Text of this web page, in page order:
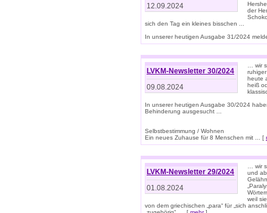
12.09.2024
der
sich den Tag ein kleines bisschen ...
In unserer heutigen Ausgabe 31/2024
LVKM-Newsletter 30/2024
09.08.2024
… wir
heute
heiß
In unserer heutigen Ausgabe 30/2024
Behinderung ausgesucht ...
Selbstbestimmung / Wohnen
Ein neues Zuhause für 8 Menschen mit ... [
LVKM-Newsletter 29/2024
01.08.2024
… wir
und
weil
von dem griechischen „para“ für „sich